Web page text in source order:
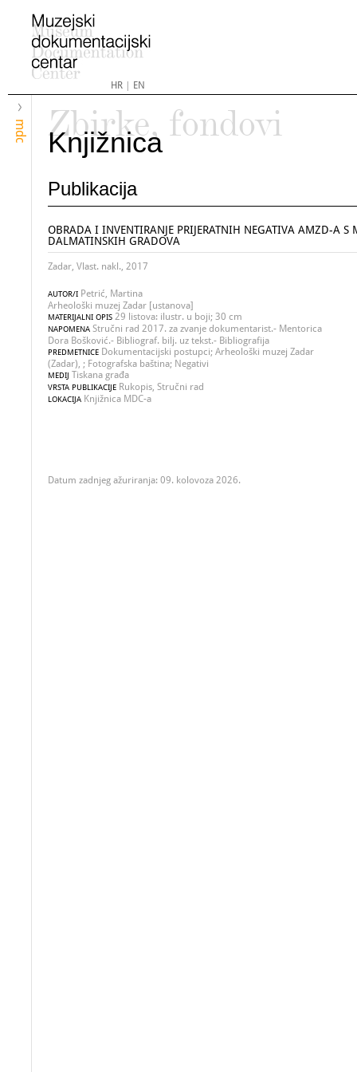
HR| EN
mdc
Zbirke, fondovi
Knjižnica
Publikacija
OBRADA I INVENTIRANJE PRIJERATNIH NEGATIVA AMZD-A S
DALMATINSKIH GRADOVA
Zadar, Vlast. nakl., 2017
AUTOR/I Petrić, Martina
Arheološki muzej Zadar [ustanova]
MATERIJALNI OPIS 29 listova: ilustr. u boji; 30 cm
NAPOMENA Stručni rad 2017. za zvanje dokumentarist.- Mentorica
Dora Bošković.- Bibliograf. bilj. uz tekst.- Bibliografija
PREDMETNICE Dokumentacijski postupci; Arheološki muzej Zadar
(Zadar), ; Fotografska baština; Negativi
MEDIJ Tiskana građa
VRSTA PUBLIKACIJE Rukopis, Stručni rad
LOKACIJA Knjižnica MDC-a
Datum zadnjeg ažuriranja: 09. kolovoza 2026.